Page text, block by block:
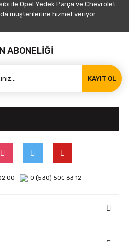
ile Opel Yedek Parça ve Chevrolet
müşterilerine hizmet veriyor.
ABONELİĞİ
KAYIT OL
00 0 (530) 500 63 12